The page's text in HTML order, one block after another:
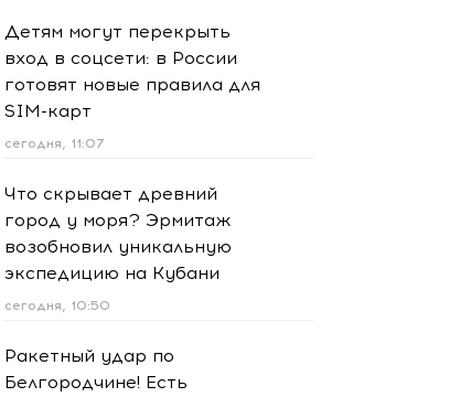
Детям могут перекрыть
вход в соцсети: в России
готовят новые правила для
SIM-карт
сегодня, 11:07
Что скрывает древний
город у моря? Эрмитаж
возобновил уникальную
экспедицию на Кубани
сегодня, 10:50
Ракетный удар по
Белгородчине! Есть